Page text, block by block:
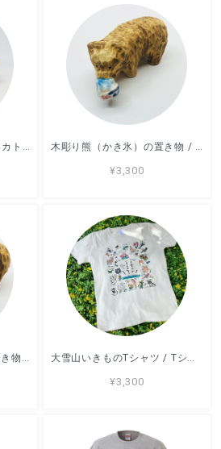
たこ焼きパンダ / 紙粘土 / カトコト 木彫り熊（かき氷）の置き物 / すずきたまみ / 陶芸作品
¥3,300
¥3,300